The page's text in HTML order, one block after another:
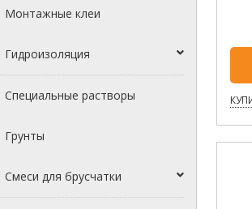
Монтажные клеи
Гидроизоляция
Специальные растворы
Грунты
Смеси для брусчатки